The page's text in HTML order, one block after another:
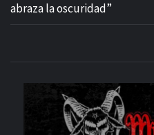
abraza la oscuridad”